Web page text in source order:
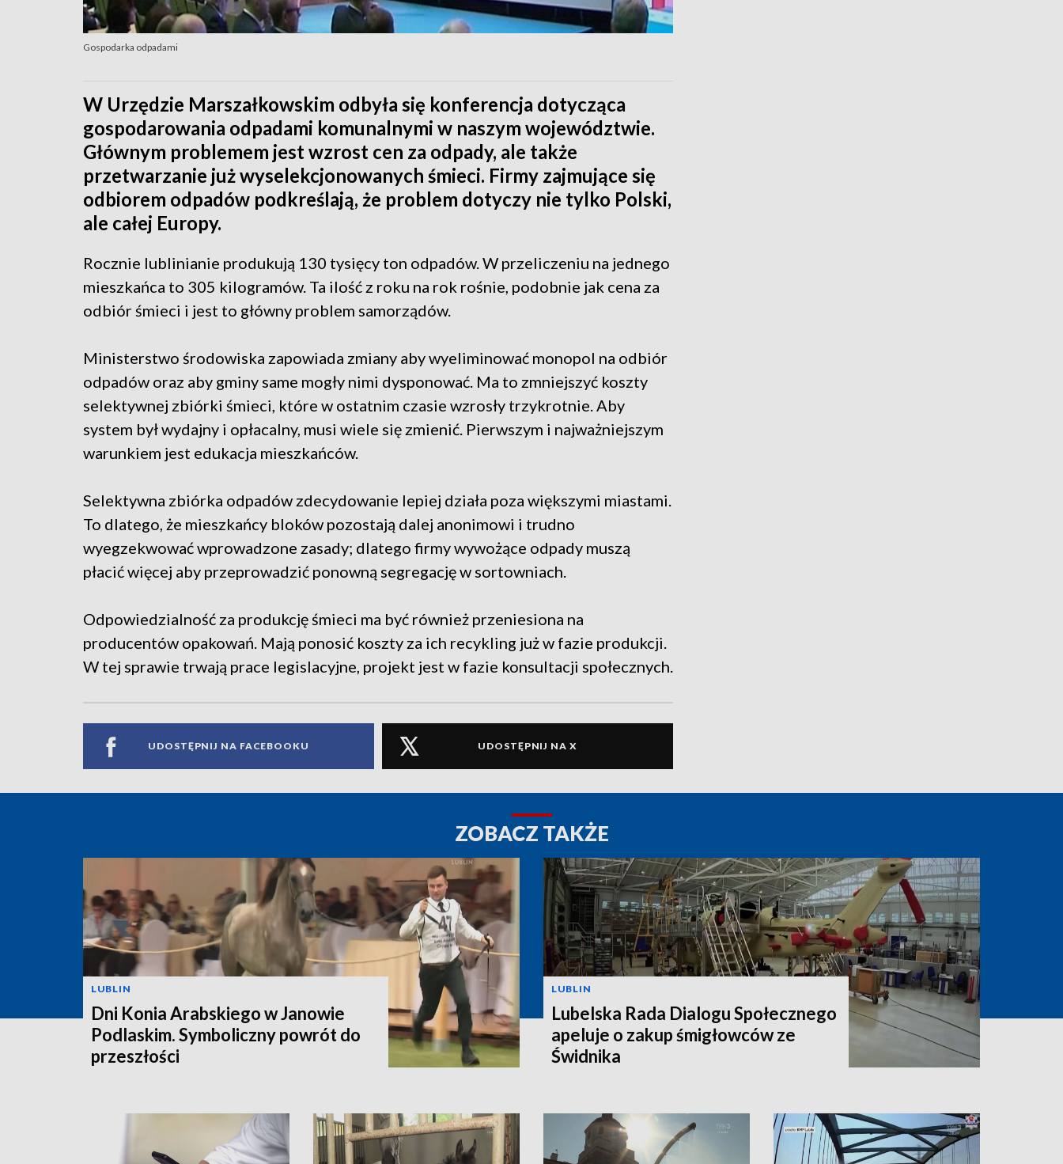
Gospodarka odpadami
W Urzędzie Marszałkowskim odbyła się konferencja dotycząca
gospodarowania odpadami komunalnymi w naszym województwie.
Głównym problemem jest wzrost cen za odpady, ale także
przetwarzanie już wyselekcjonowanych śmieci. Firmy zajmujące się
odbiorem odpadów podkreślają, że problem dotyczy nie tylko Polski,
ale całej Europy.
Rocznie lublinianie produkują 130 tysięcy ton odpadów. W przeliczeniu na jednego
mieszkańca to 305 kilogramów. Ta ilość z roku na rok rośnie, podobnie jak cena za
odbiór śmieci i jest to główny problem samorządów.
Ministerstwo środowiska zapowiada zmiany aby wyeliminować monopol na odbiór
odpadów oraz aby gminy same mogły nimi dysponować. Ma to zmniejszyć koszty
selektywnej zbiórki śmieci, które w ostatnim czasie wzrosły trzykrotnie. Aby
system był wydajny i opłacalny, musi wiele się zmienić. Pierwszym i najważniejszym
warunkiem jest edukacja mieszkańców.
Selektywna zbiórka odpadów zdecydowanie lepiej działa poza większymi miastami.
To dlatego, że mieszkańcy bloków pozostają dalej anonimowi i trudno
wyegzekwować wprowadzone zasady; dlatego firmy wywożące odpady muszą
płacić więcej aby przeprowadzić ponowną segregację w sortowniach.
Odpowiedzialność za produkcję śmieci ma być również przeniesiona na
producentów opakowań. Mają ponosić koszty za ich recykling już w fazie produkcji.
W tej sprawie trwają prace legislacyjne, projekt jest w fazie konsultacji społecznych.
UDOSTĘPNIJ NA FACEBOOKU UDOSTĘPNIJ NA X
ZOBACZ TAKŻE
LUBLIN
Dni Konia Arabskiego w Janowie
Podlaskim. Symboliczny powrót do
przeszłości
LUBLIN
Lubelska Rada Dialogu Społecznego
apeluje o zakup śmigłowców ze
Świdnika